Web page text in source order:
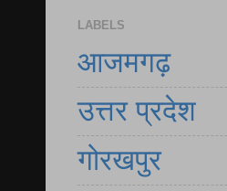
LABELS
आजमगढ़
उत्तर प्रदेश
गोरखपुर